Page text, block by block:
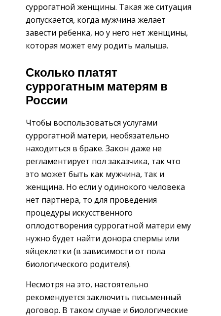
суррогатной женщины. Такая же ситуация
допускается, когда мужчина желает
завести ребенка, но у него нет женщины,
которая может ему родить малыша.
Сколько платят
суррогатным матерям в
России
Чтобы воспользоваться услугами
суррогатной матери, необязательно
находиться в браке. Закон даже не
регламентирует пол заказчика, так что
это может быть как мужчина, так и
женщина. Но если у одинокого человека
нет партнера, то для проведения
процедуры искусственного
оплодотворения суррогатной матери ему
нужно будет найти донора спермы или
яйцеклетки (в зависимости от пола
биологического родителя).
Несмотря на это, настоятельно
рекомендуется заключить письменный
договор. В таком случае и биологические